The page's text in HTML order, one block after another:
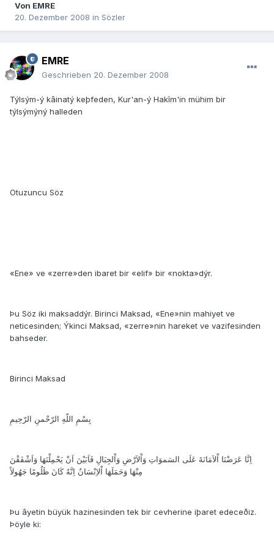
Von EMRE
20. Dezember 2008 in Sözler
EMRE
Geschrieben 20. Dezember 2008
Týlsým-ý kâinatý keþfeden, Kur'an-ý Hakîm'in mühim bir
týlsýmýný halleden
Otuzuncu Söz
«Ene» ve «zerre»den ibaret bir «elif» bir «nokta»dýr.
Þu Söz iki maksaddýr. Birinci Maksad, «Ene»nin mahiyet ve
neticesinden; Ýkinci Maksad, «zerre»nin hareket ve vazifesinden
bahseder.
Birinci Maksad
بِسْمِ اللّهِ الرّحْمنِ الرّحِيمِ
اِنَّا عَرَضْنَا اْلاَمَانَةَ عَلَى السَموَاتِ وَاْلاَرْضِ وَاْلجِبَالِ فَاَبَيْنَ اَنْ يَحْمِلْنَهَا وَاَشْفَقْنَ
مِنْهَا وَحَمَلَهَا اْلاِنْسَانُ اِنَّهُ كَانَ ظَلُومًا جَهُولاً
Þu âyetin büyük hazinesinden tek bir cevherine iþaret edeceðiz.
Þöyle ki: